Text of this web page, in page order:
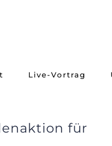
Live-Vortrag
für